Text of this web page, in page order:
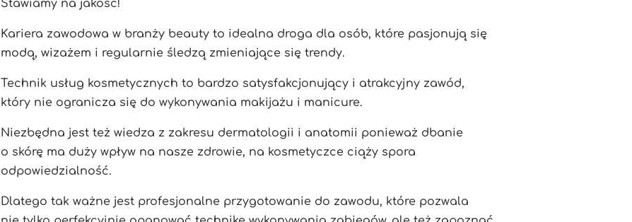
Stawiamy na jakość!
Kariera zawodowa w branży beauty to idealna droga dla osób, które pasjonują się
modą, wizażem i regularnie śledzą zmieniające się trendy.
Technik usług kosmetycznych to bardzo satysfakcjonujący i atrakcyjny zawód,
który nie ogranicza się do wykonywania makijażu i manicure.
Niezbędna jest też wiedza z zakresu dermatologii i anatomii ponieważ dbanie
o skórę ma duży wpływ na nasze zdrowie, na kosmetyczce ciąży spora
odpowiedzialność.
Dlatego tak ważne jest profesjonalne przygotowanie do zawodu, które pozwala